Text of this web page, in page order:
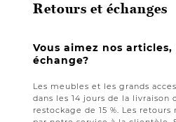
Retours et échanges
Vous aimez nos
échange?
Les meubles et les grands
dans les 14 jours de la livraison
restockage de 15 %. Les